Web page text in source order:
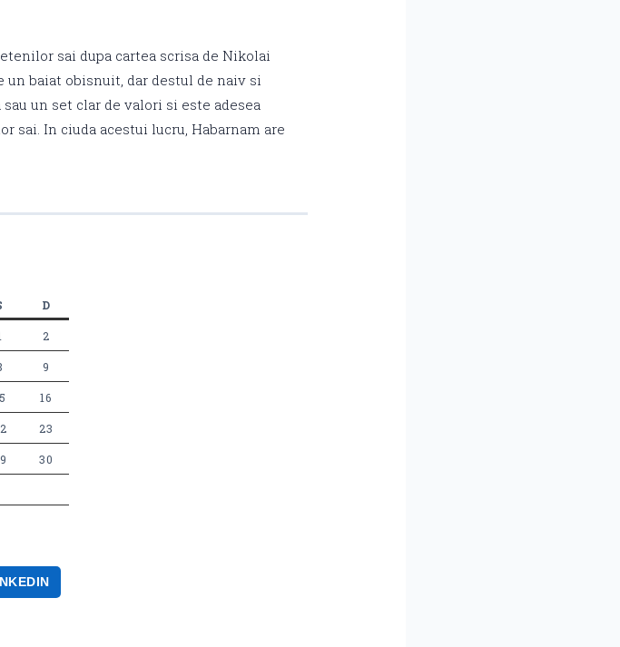
sai dupa cartea scrisa de Nikolai
un baiat obisnuit, dar destul de naiv si
un set clar de valori si este adesea
In ciuda acestui lucru, Habarnam are
D
2
9
16
23
30